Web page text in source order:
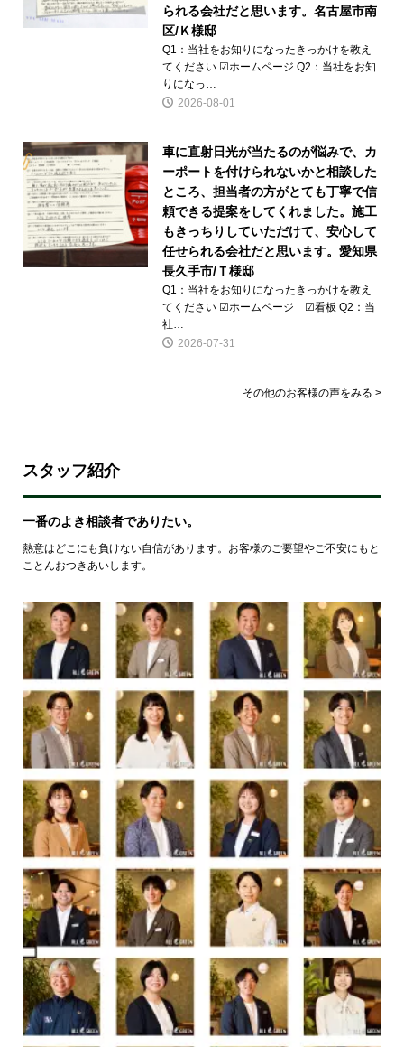
られる会社だと思います。名古屋市南
区/Ｋ様邸
Q1：当社をお知りになったきっかけを教え
てください ☑ホームページ Q2：当社をお知
りになっ…
2026-08-01
車に直射日光が当たるのが悩みで、カ
ーポートを付けられないかと相談した
ところ、担当者の方がとても丁寧で信
頼できる提案をしてくれました。施工
もきっちりしていただけて、安心して
任せられる会社だと思います。愛知県
長久手市/Ｔ様邸
Q1：当社をお知りになったきっかけを教え
てください ☑ホームページ ☑看板 Q2：当
社…
2026-07-31
その他のお客様の声をみる >
スタッフ紹介
一番のよき相談者でありたい。
熱意はどこにも負けない自信があります。お客様のご要望やご不安にもと
ことんおつきあいします。